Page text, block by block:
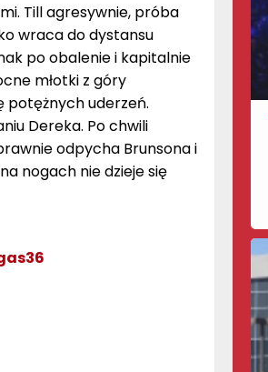
Till agresywnie, próba
wraca do dystansu
po obalenie i kapitalnie
młotki z góry
potężnych uderzeń.
Dereka. Po chwili
odpycha Brunsona i
nogach nie dzieje się